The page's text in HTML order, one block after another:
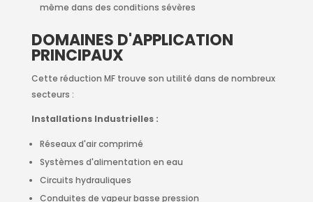
même dans des conditions sévères
DOMAINES D'APPLICATION
PRINCIPAUX
Cette réduction MF trouve son utilité dans de nombreux
secteurs :
Installations Industrielles :
Réseaux d'air comprimé
Systèmes d'alimentation en eau
Circuits hydrauliques
Conduites de vapeur basse pression